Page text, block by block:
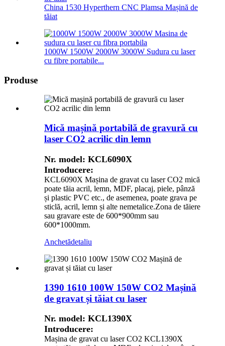
China 1530 Hyperthern CNC Plamsa Mașină de
tăiat
1000W 1500W 2000W 3000W Sudura cu laser
cu fibre portabile...
Produse
Mică mașină portabilă de gravură cu
laser CO2 acrilic din lemn
Nr. model: KCL6090X
Introducere:
KCL6090X Mașina de gravat cu laser CO2 mică
poate tăia acril, lemn, MDF, placaj, piele, pânză
și plastic PVC etc., de asemenea, poate grava pe
sticlă, acril, lemn și alte nemetalice.Zona de tăiere
sau gravare este de 600*900mm sau
600*1000mm.
Anchetădetaliu
1390 1610 100W 150W CO2 Mașină
de gravat și tăiat cu laser
Nr. model: KCL1390X
Introducere:
Mașina de gravat cu laser CO2 KCL1390X